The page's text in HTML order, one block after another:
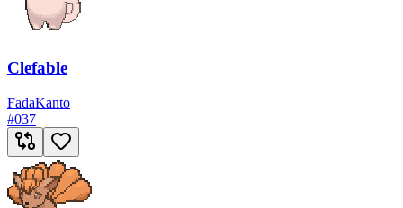
Clefable
FadaKanto
#037